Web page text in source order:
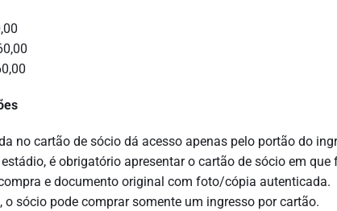
no cartão de sócio dá acesso apenas pelo portão do
é obrigatório apresentar o cartão de sócio em
e documento original com foto/cópia autenticada.
o sócio pode comprar somente um ingresso por cartão.